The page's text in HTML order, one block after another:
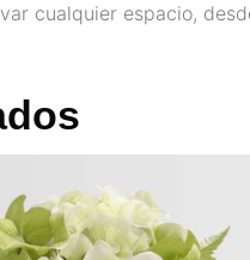
cualquier espacio,